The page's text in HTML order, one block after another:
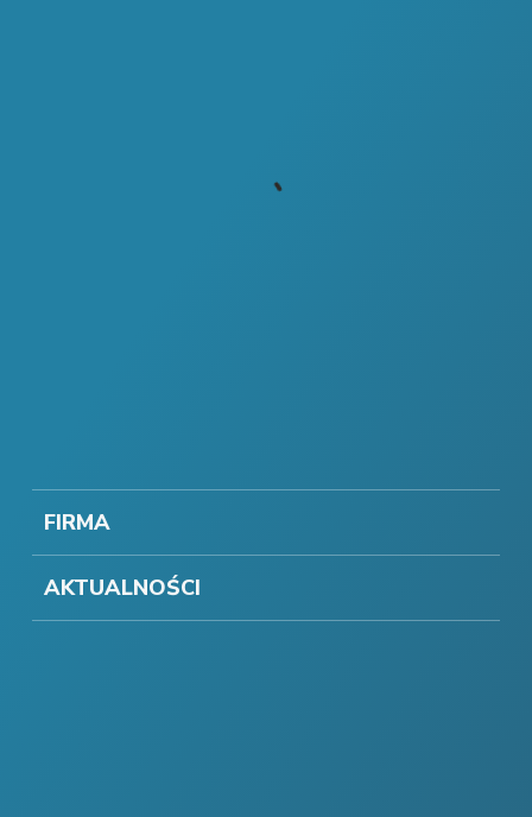
FIRMA
AKTUALNOŚCI